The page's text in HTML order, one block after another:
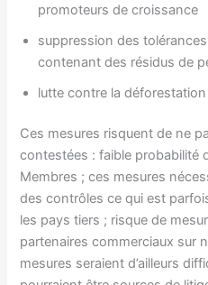
promoteurs de croissance
suppression des
contenant des résidus de
lutte contre la
Ces mesures risquent de ne
contestées : faible probabilité
Membres ; ces mesures
des contrôles ce qui est
les pays tiers ; risque de
partenaires commerciaux sur
mesures seraient d’ailleurs